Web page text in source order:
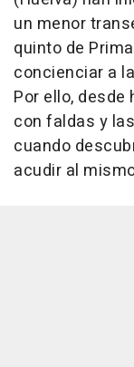
un menor
quinto de
concienciar a
Por ello,
con faldas y
cuando
acudir al